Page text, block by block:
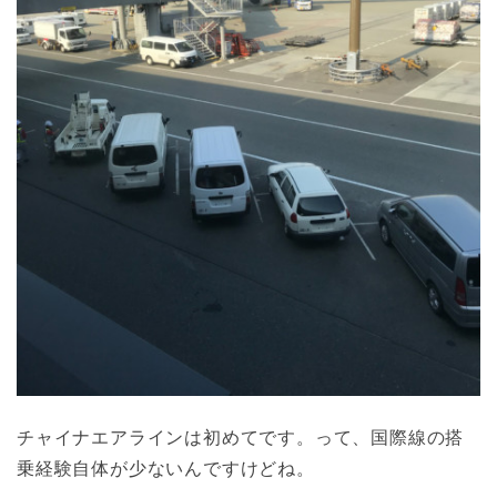
チャイナエアラインは初めてです。って、国際線の搭
乗経験自体が少ないんですけどね。